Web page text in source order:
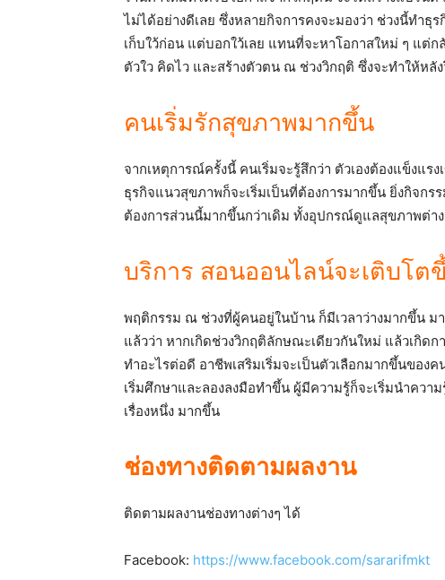
ไม่ได้อย่างดีเลย ซึ่งหลายกิจการคงจะมองว่า ช่วงนี้ทำ
เก็บใว้ก่อน แต่บอกใว้เลย แทนที่จะหาโอกาสใหม่ ๆ แต่
ตัวใว คิดไว และสร้างตัวตน ณ ช่วงวิกฤติ ซึ่งจะทำให้ห
คนเริ่มรักสุขภาพมากขึ้น
จากเหตุการณ์ครั้งนี้ คนเริ่มจะรู้สึกว่า ตัวเองต้องแข็งแร
ธุรกิจแนวสุขภาพก็จะเริ่มเป็นที่ต้องการมากขึ้น ยิ่งกิจก
ต้องการส่วนนี้มากขึ้นกว่าเดิม ทั้งอุปกรณ์ดูแลสุขภาพต่า
บริการ สอนออนไลน์จะเติบโต
พฤติกรรม ณ ช่วงที่ผู้คนอยู่ในบ้าน ก็มีเวลาว่างมากขึ้น ม
แล้วว่า หากเกิดช่วงวิกฤติลักษณะเดียวกันใหม่ แล้วเกิดก
ทำอะไรต่อดี อาชีพเสริมเริ่มจะเป็นตัวเลือกมากขึ้นของ
เริ่มศึกษาและลองลงมือทำขึ้น ผู้มีความรู้ก็จะเริ่มนำควา
เรื่องหนึ่ง มากขึ้น
ช่องทางติดตามผลงาน
ติดตามผลงานช่องทางต่างๆ ได้
Facebook: https://www.facebook.com/sararifmkt